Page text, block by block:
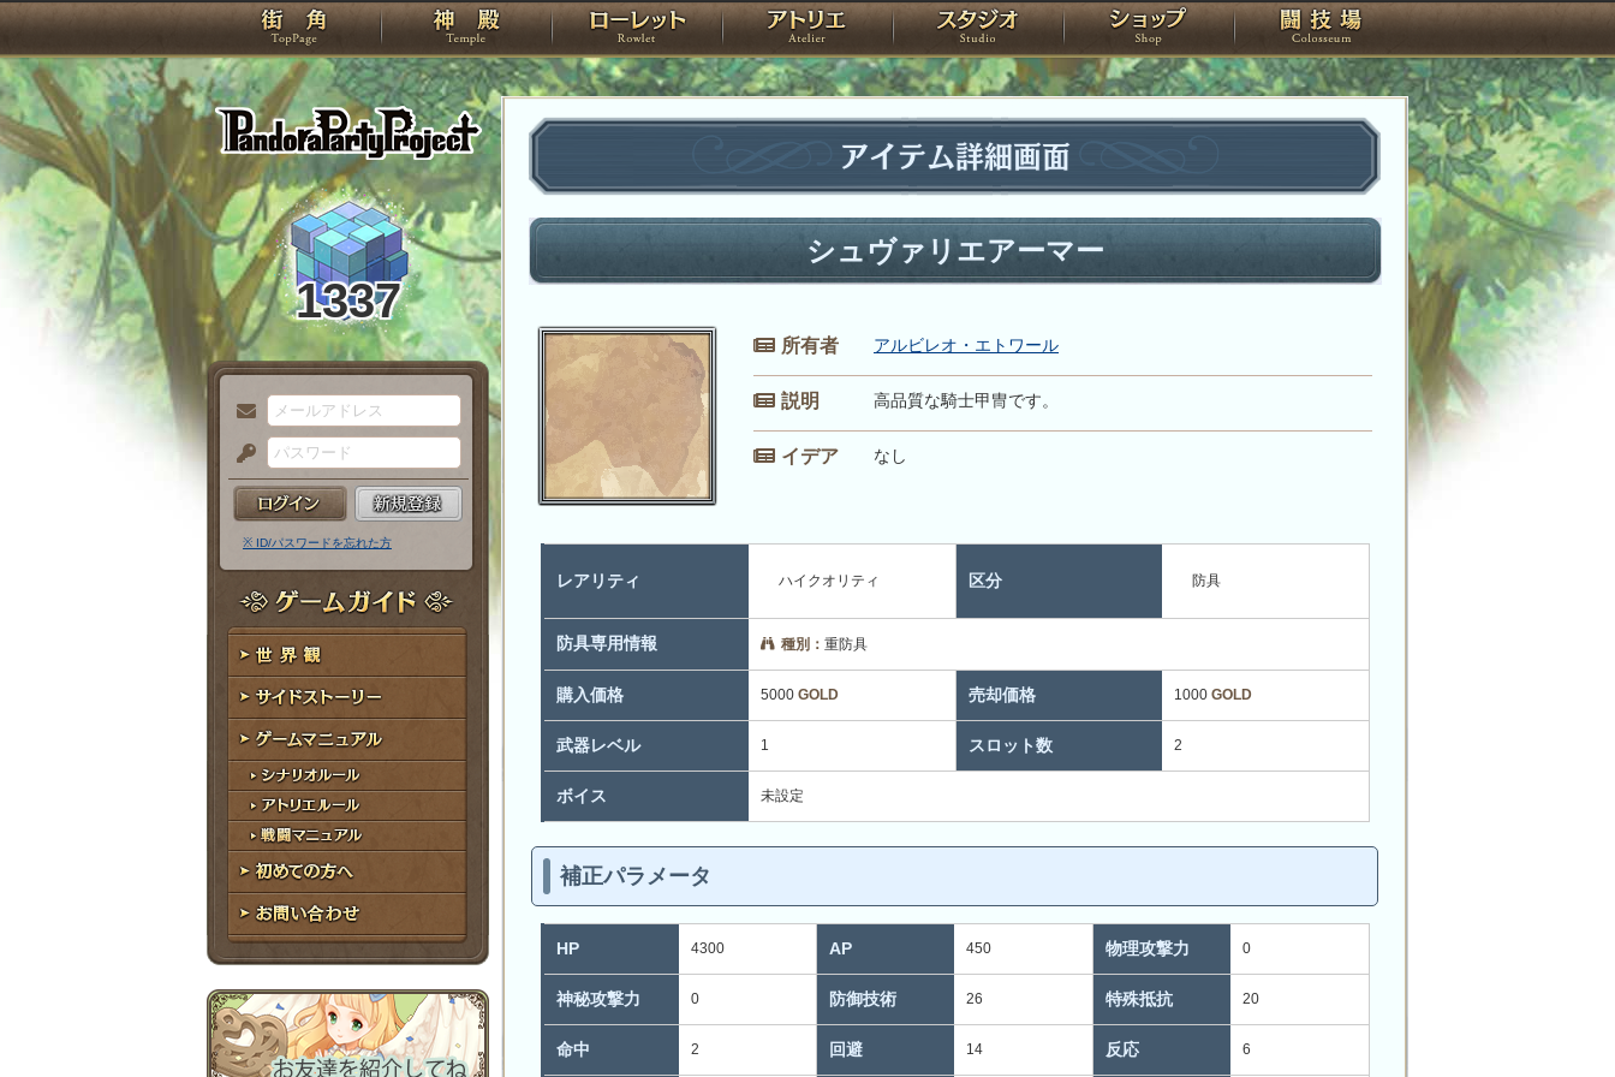
PandoraPartyProject
TOP 神殿 ローレット アトリエ スタジオ ショップ 闘技場
1337
メ
ー
ル
ア
ド
レ
ス
パ
ス
ー
ド
※ ID/パスワードを忘れた方
ゲームガイド
世界観
サイドストーリー
ゲームマニュアル
シナリオルール
アトリエルール
戦闘マニュアル
初めての方へ
お問い合わせ
アイテム詳細画面
シュヴァリエアーマー
所有者 アルビレオ・エトワール
説明 高品質な騎士甲冑です。
イデア なし
レアリティ ハイクオリティ 区分 防具
防具専用情報 種別： 重防具
購入価格 5000 GOLD 売却価格 1000 GOLD
武器レベル 1 スロット数 2
ボイス 未設定
補正パラメータ
HP 4300 AP 450 物理攻撃力 0
神秘攻撃力 0 防御技術 26 特殊抵抗 20
命中 2 回避 14 反応 6